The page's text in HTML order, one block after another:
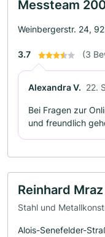
Messteam
Weinbergerstr. 24,
3.7 (3
Alexandra V. 22.
Bei Fragen zur
und freundlich
Reinhard
Stahl und
Alois-Senefelder-